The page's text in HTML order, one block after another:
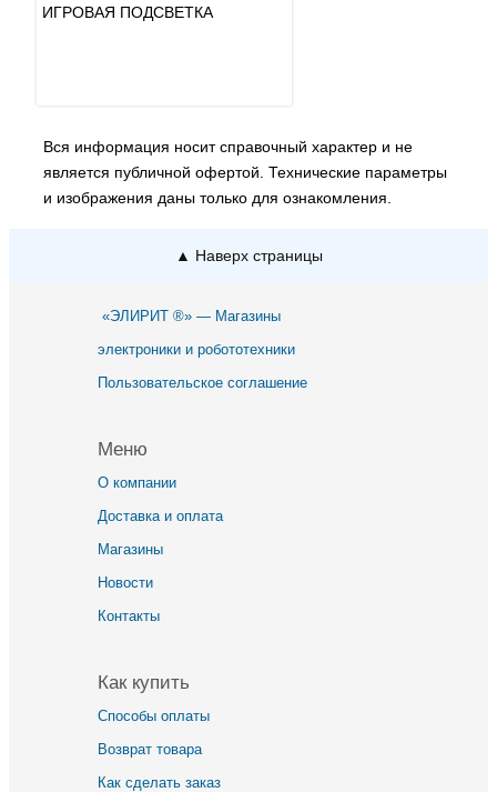
ИГРОВАЯ ПОДСВЕТКА
Вся информация носит справочный характер и не
является публичной офертой. Технические параметры
и изображения даны только для ознакомления.
▲ Наверх страницы
«ЭЛИРИТ ®» — Магазины
электроники и робототехники
Пользовательское соглашение
Меню
О компании
Доставка и оплата
Магазины
Новости
Контакты
Как купить
Способы оплаты
Возврат товара
Как сделать заказ